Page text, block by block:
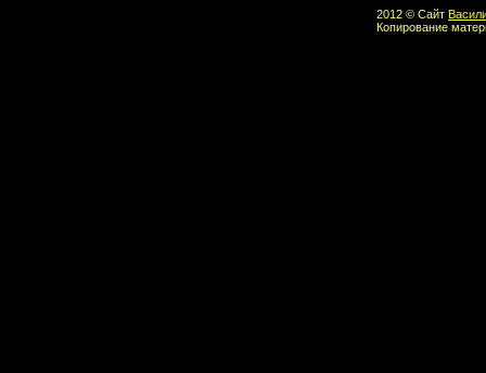
2012 © Сайт
Копирование